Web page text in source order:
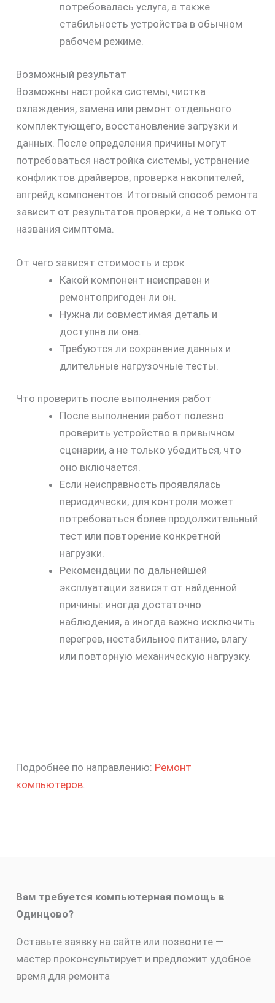
потребовалась услуга, а также
стабильность устройства в обычном
рабочем режиме.
Возможный результат
Возможны настройка системы, чистка
охлаждения, замена или ремонт отдельного
комплектующего, восстановление загрузки и
данных. После определения причины могут
потребоваться настройка системы, устранение
конфликтов драйверов, проверка накопителей,
апгрейд компонентов. Итоговый способ ремонта
зависит от результатов проверки, а не только от
названия симптома.
От чего зависят стоимость и срок
Какой компонент неисправен и
ремонтопригоден ли он.
Нужна ли совместимая деталь и
доступна ли она.
Требуются ли сохранение данных и
длительные нагрузочные тесты.
Что проверить после выполнения работ
После выполнения работ полезно
проверить устройство в привычном
сценарии, а не только убедиться, что
оно включается.
Если неисправность проявлялась
периодически, для контроля может
потребоваться более продолжительный
тест или повторение конкретной
нагрузки.
Рекомендации по дальнейшей
эксплуатации зависят от найденной
причины: иногда достаточно
наблюдения, а иногда важно исключить
перегрев, нестабильное питание, влагу
или повторную механическую нагрузку.
Подробнее по направлению: Ремонт
компьютеров.
Вам требуется компьютерная помощь в
Одинцово?
Оставьте заявку на сайте или позвоните —
мастер проконсультирует и предложит удобное
время для ремонта